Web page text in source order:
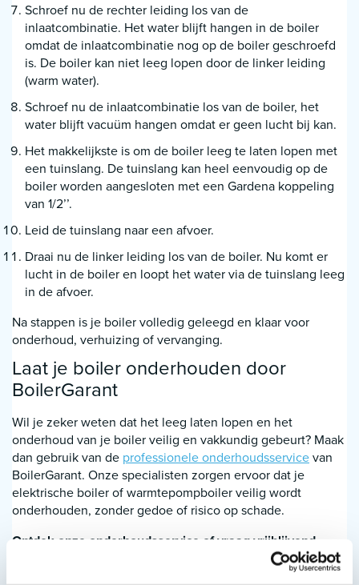
Schroef nu de rechter leiding los van de
inlaatcombinatie. Het water blijft hangen in de boiler
omdat de inlaatcombinatie nog op de boiler geschroefd
is. De boiler kan niet leeg lopen door de linker leiding
(warm water).
Schroef nu de inlaatcombinatie los van de boiler, het
water blijft vacuüm hangen omdat er geen lucht bij kan.
Het makkelijkste is om de boiler leeg te laten lopen met
een tuinslang. De tuinslang kan heel eenvoudig op de
boiler worden aangesloten met een Gardena koppeling
van 1/2’’.
Leid de tuinslang naar een afvoer.
Draai nu de linker leiding los van de boiler. Nu komt er
lucht in de boiler en loopt het water via de tuinslang leeg
in de afvoer.
Na stappen is je boiler volledig geleegd en klaar voor
onderhoud, verhuizing of vervanging.
Laat je boiler onderhouden door
BoilerGarant
Wil je zeker weten dat het leeg laten lopen en het
onderhoud van je boiler veilig en vakkundig gebeurt? Maak
dan gebruik van de professionele onderhoudsservicevan
BoilerGarant. Onze specialisten zorgen ervoor dat je
elektrische boiler of warmtepompboiler veilig wordt
onderhouden, zonder gedoe of risico op schade.
Ontdek onze onderhoudsservice of vraag vrijblijvend